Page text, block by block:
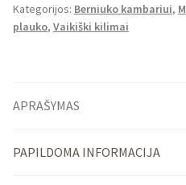
Kategorijos: Berniuko kambariui,
plauko, Vaikiški kilimai
APRAŠYMAS
PAPILDOMA INFORMACIJA